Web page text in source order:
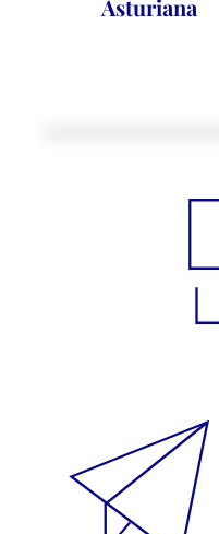
Asturiana